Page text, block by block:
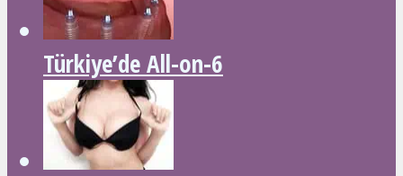
Türkiye’de All-on-6